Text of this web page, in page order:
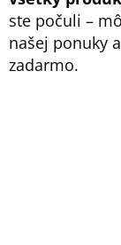
ste počuli –
našej ponuky
zadarmo.
S
Ť
?